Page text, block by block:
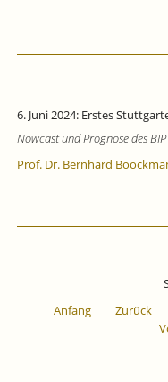
SCHWACHE
6. Juni 2024: Erstes
Nowcast und Prognose des
Prof. Dr. Bernhard
Anfang
Zurück